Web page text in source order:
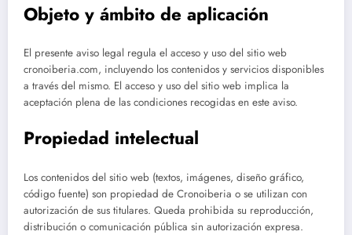
Objeto y ámbito de aplicación
El presente aviso legal regula el acceso y uso del sitio web
cronoiberia.com, incluyendo los contenidos y servicios disponibles
a través del mismo. El acceso y uso del sitio web implica la
aceptación plena de las condiciones recogidas en este aviso.
Propiedad intelectual
Los contenidos del sitio web (textos, imágenes, diseño gráfico,
código fuente) son propiedad de Cronoiberia o se utilizan con
autorización de sus titulares. Queda prohibida su reproducción,
distribución o comunicación pública sin autorización expresa.